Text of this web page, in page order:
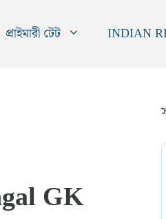
প্রাইমারী টেট INDIAN
GK